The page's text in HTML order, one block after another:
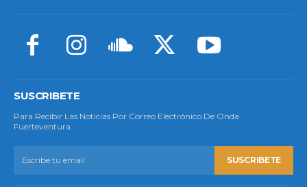
SUSCRIBETE
Para Recibir Las Noticias Por Correo Electrónico De Onda
Fuerteventura.
SUSCRIBETE